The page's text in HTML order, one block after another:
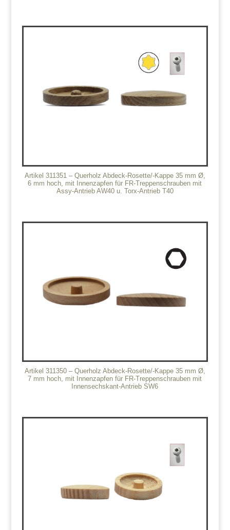
Artikel 311351 – Querholz Abdeck-Rosette/-Kappe 35 mm Ø,
6 mm hoch, mit Innenzapfen für FR-Treppenschrauben mit
Assy-Antrieb AW40 u. Torx-Antrieb T40
Artikel 311350 – Querholz Abdeck-Rosette/-Kappe 35 mm Ø,
7 mm hoch, mit Innenzapfen für FR-Treppenschrauben mit
Innensechskant-Antrieb SW6